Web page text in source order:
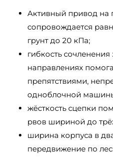
Активный привод на
сопровождается
грунт до 20 кПа;
гибкость
направлениях
препятствиями,
одноблочной
жёсткость сцепки
рвов шириной до
ширина корпуса в
передвижение по